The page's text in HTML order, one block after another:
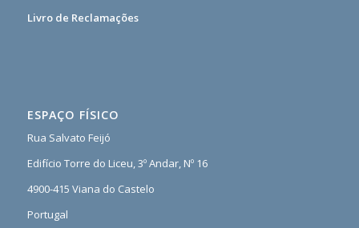
Livro de Reclamações
ESPAÇO FÍSICO
Rua Salvato Feijó
Edifício Torre do Liceu, 3º Andar, Nº 16
4900-415 Viana do Castelo
Portugal